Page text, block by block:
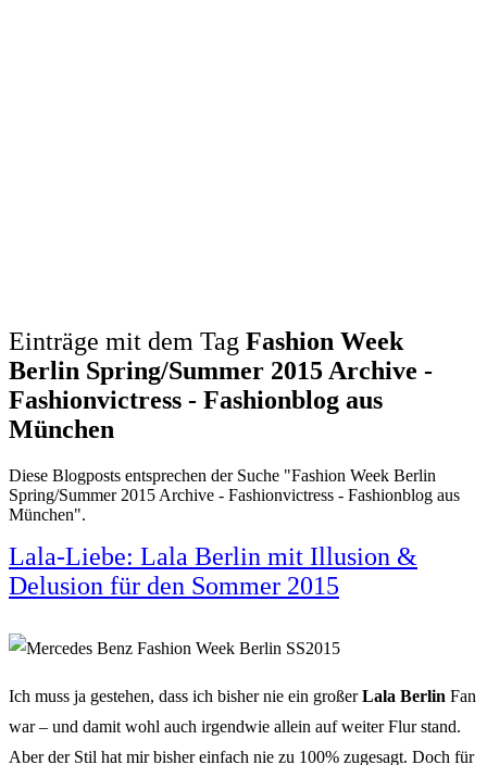
Einträge mit dem Tag Fashion Week
Berlin Spring/Summer 2015 Archive -
Fashionvictress - Fashionblog aus
München
Diese Blogposts entsprechen der Suche "Fashion Week Berlin
Spring/Summer 2015 Archive - Fashionvictress - Fashionblog aus
München".
Lala-Liebe: Lala Berlin mit Illusion &
Delusion für den Sommer 2015
Ich muss ja gestehen, dass ich bisher nie ein großerLala Berlin Fan
war – und damit wohl auch irgendwie allein auf weiter Flur stand.
Aber der Stil hat mir bisher einfach nie zu 100% zugesagt. Doch für